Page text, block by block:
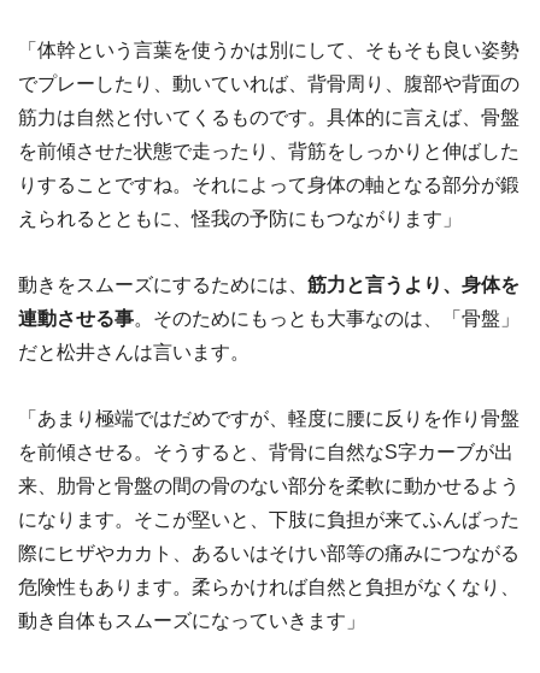
「体幹という言葉を使うかは別にして、そもそも良い姿勢
でプレーしたり、動いていれば、背骨周り、腹部や背面の
筋力は自然と付いてくるものです。具体的に言えば、骨盤
を前傾させた状態で走ったり、背筋をしっかりと伸ばした
りすることですね。それによって身体の軸となる部分が鍛
えられるとともに、怪我の予防にもつながります」
動きをスムーズにするためには、 筋力と言うより、身体を
連動させる事。そのためにもっとも大事なのは、「骨盤」
だと松井さんは言います。
「あまり極端ではだめですが、軽度に腰に反りを作り骨盤
を前傾させる。そうすると、背骨に自然なS字カーブが出
来、肋骨と骨盤の間の骨のない部分を柔軟に動かせるよう
になります。そこが堅いと、下肢に負担が来てふんばった
際にヒザやカカト、あるいはそけい部等の痛みにつながる
危険性もあります。柔らかければ自然と負担がなくなり、
動き自体もスムーズになっていきます」